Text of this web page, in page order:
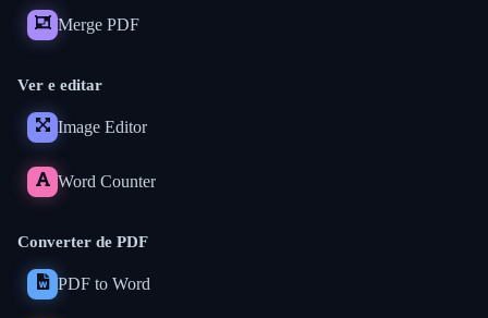
Merge PDF
Ver e editar
Image Editor
Word Counter
Converter de PDF
PDF to Word